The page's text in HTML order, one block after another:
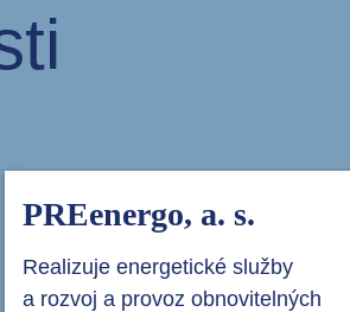
PREenergo, a. s.
Realizuje energetické služby
a rozvoj a provoz obnovitelných